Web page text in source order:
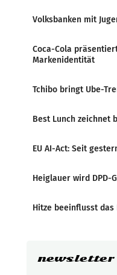
Volksbanken mit
Coca-Cola
Markenidentität
Tchibo bringt Ube-
Best Lunch zeichnet
EU AI-Act: Seit
Heiglauer wird DPD-
Hitze beeinflusst
newsletter